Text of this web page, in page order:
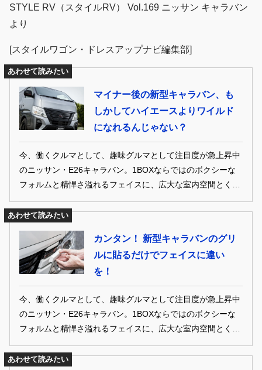
STYLE RV（スタイルRV） Vol.169 ニッサン キャラバン
より
[スタイルワゴン・ドレスアップナビ編集部]
あわせて読みたい
マイナー後の新型キャラバン、も
しかしてハイエースよりワイルド
になれるんじゃない？
今、働くクルマとして、趣味グルマとして注目度が急上昇中
のニッサン・E26キャラバン。1BOXならではのボクシーな
フォルムと精悍さ溢れるフェイスに、広大な室内空間とくれ
泊系、そしてお仕事系と、幅広いニーズにハマる最新のキャ
あわせて読みたい
カンタン！ 新型キャラバンのグリ
ルに貼るだけでフェイスに違い
を！
今、働くクルマとして、趣味グルマとして注目度が急上昇中
のニッサン・E26キャラバン。1BOXならではのボクシーな
フォルムと精悍さ溢れるフェイスに、広大な室内空間とくれ
泊系、そしてお仕事系と、幅広いニーズにハマる最新のキャ
あわせて読みたい